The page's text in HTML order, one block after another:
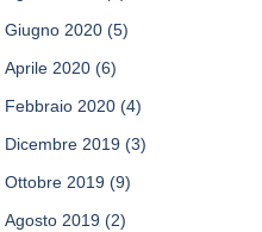
Giugno 2020 (5)
Aprile 2020 (6)
Febbraio 2020 (4)
Dicembre 2019 (3)
Ottobre 2019 (9)
Agosto 2019 (2)